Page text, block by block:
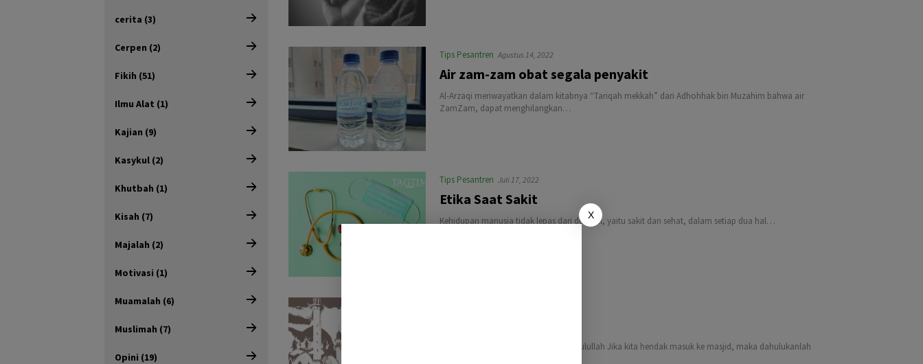
cerita (3)
Cerpen (2)
Fikih (51)
Ilmu Alat (1)
Kajian (9)
Kasykul (2)
Khutbah (1)
Kisah (7)
Majalah (2)
Motivasi (1)
Muamalah (6)
Muslimah (7)
Opini (19)
Tips Pesantren Agustus 14, 2022
Air zam-zam obat segala penyakit
Al-Arzaqi meriwayatkan dalam kitabnya “Tariqah mekkah” dari Adhohhak bin Muzahim bahwa air
ZamZam, dapat menghilangkan…
Tips Pesantren Juli 17, 2022
Etika Saat Sakit
Kehidupan manusia tidak lepas dari dua hal, yaitu sakit dan sehat, dalam setiap dua hal…
Baca artikel: fungsi masjid zaman Rasulullah Jika kita hendak masuk ke masjid, maka dahulukanlah
X